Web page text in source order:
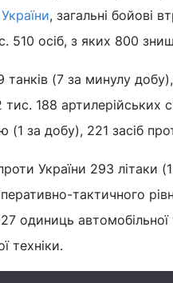
, загальні бойові
510 осіб, з яких 800
танків (7 за минулу
188 артилерійських
(1 за добу), 221 засіб
України 293 літаки
тактичного
одиниць
техніки.